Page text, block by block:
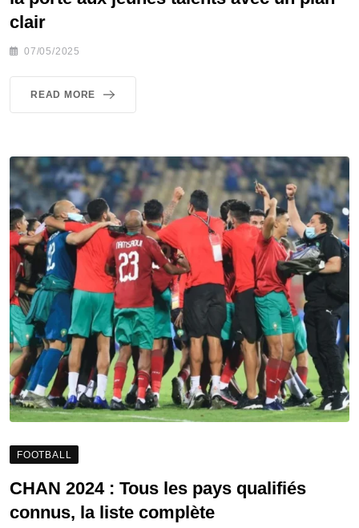
clair
07/05/2025
READ MORE
FOOTBALL
CHAN 2024 : Tous les pays qualifiés
connus, la liste complète